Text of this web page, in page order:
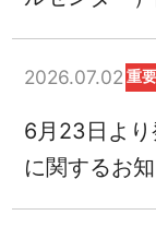
2026.07.02 重
6月23日よ
に関するお